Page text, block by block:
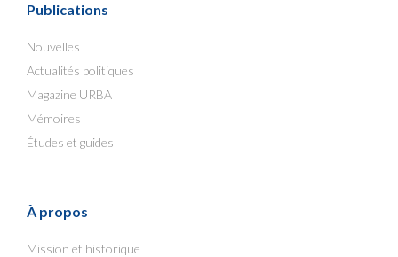
Publications
Nouvelles
Actualités politiques
Magazine URBA
Mémoires
Études et guides
À propos
Mission et historique